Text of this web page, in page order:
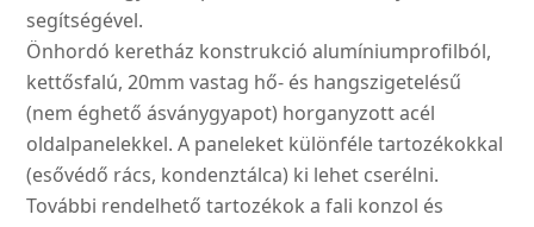
segítségével.
Önhordó keretház konstrukció alumíniumprofilból,
kettősfalú, 20mm vastag hő- és hangszigetelésű
(nem éghető ásványgyapot) horganyzott acél
oldalpanelekkel. A paneleket különféle tartozékokkal
(esővédő rács, kondenztálca) ki lehet cserélni.
További rendelhető tartozékok a fali konzol és